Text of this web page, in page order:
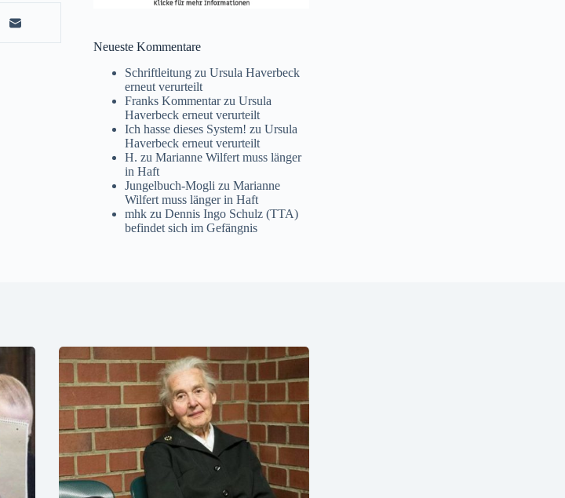
Neueste Kommentare
Schriftleitung zuUrsula Haverbeck
erneut verurteilt
Franks KommentarzuUrsula
Haverbeck erneut verurteilt
Ich hasse dieses System! zuUrsula
Haverbeck erneut verurteilt
H. zuMarianne Wilfert muss länger
in Haft
Jungelbuch-Mogli zuMarianne
Wilfert muss länger in Haft
mhk zuDennis Ingo Schulz (TTA)
befindet sich im Gefängnis